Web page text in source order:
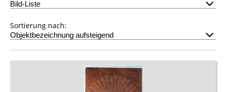
Sortierung nach: